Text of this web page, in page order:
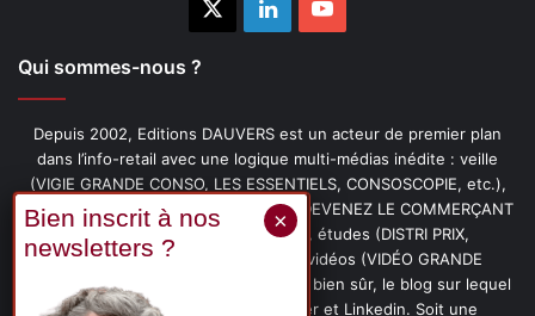
LinkedinYouTube
Qui sommes-nous ?
Depuis 2002, Editions DAUVERS est un acteur de premier plan
dans l’info-retail avec une logique multi-médias inédite : veille
(VIGIE GRANDE CONSO, LES ESSENTIELS, CONSOSCOPIE, etc.),
livres (PENSER-CLIENT, IMAGE-PRIX, DEVENEZ LE COMMERÇANT
PRÉFÉRÉ DE VOS CLIENTS, etc.), études (DISTRI PRIX,
PROMOFLASH, DRIVE INSIGHTS), vidéos (VIDÉO GRANDE
CONSO), podcasts (CAFÉ CONSO) et, bien sûr, le blog sur lequel
vous êtes, ainsi que les fils Twitter et Linkedin. Soit une